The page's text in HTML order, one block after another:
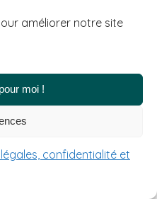
améliorer notre site
moi !
confidentialité et
de l’outil
vous pouvez
avec confiance
chaque aspect de
par des
permettre de tirer